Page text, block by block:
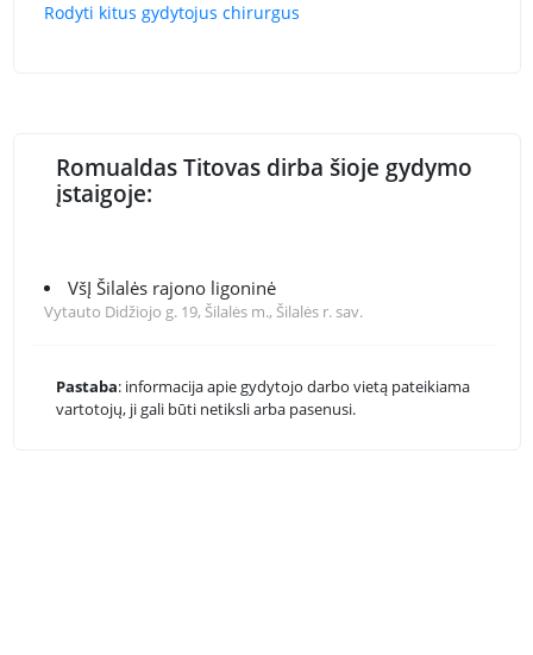
Rodyti kitus gydytojus chirurgus
Romualdas Titovas dirba šioje gydymo
įstaigoje:
VšĮ Šilalės rajono ligoninė
Vytauto Didžiojo g. 19, Šilalės m., Šilalės r. sav.
Pastaba: informacija apie gydytojo darbo vietą pateikiama
vartotojų, ji gali būti netiksli arba pasenusi.